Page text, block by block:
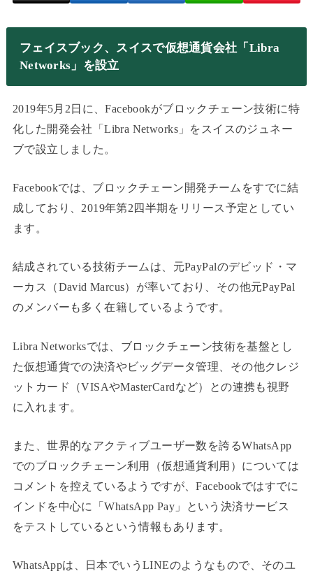
フェイスブック、スイスで仮想通貨会社「Libra
Networks」を設立
2019年5月2日に、Facebookがブロックチェーン技術に特
化した開発会社「Libra Networks」をスイスのジュネー
ブで設立しました。
Facebookでは、ブロックチェーン開発チームをすでに結
成しており、2019年第2四半期をリリース予定としてい
ます。
結成されている技術チームは、元PayPalのデビッド・マ
ーカス（David Marcus）が率いており、その他元PayPal
のメンバーも多く在籍しているようです。
Libra Networksでは、ブロックチェーン技術を基盤とし
た仮想通貨での決済やビッグデータ管理、その他クレジ
ットカード（VISAやMasterCardなど）との連携も視野
に入れます。
また、世界的なアクティブユーザー数を誇るWhatsApp
でのブロックチェーン利用（仮想通貨利用）については
コメントを控えているようですが、Facebookではすでに
インドを中心に「WhatsApp Pay」という決済サービス
をテストしているという情報もあります。
WhatsAppは、日本でいうLINEのようなもので、そのユ